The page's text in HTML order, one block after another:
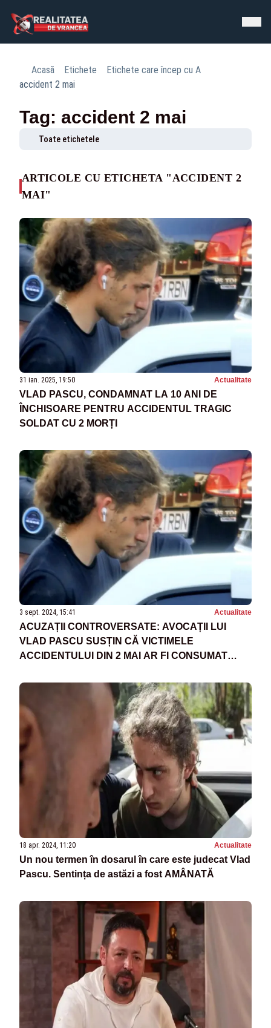
Acasă Etichete
Etichete care încep cu A
accident 2 mai
Tag: accident 2 mai
Toate etichetele
ARTICOLE CU ETICHETA "ACCIDENT 2
MAI"
31 ian. 2025, 19:50 Actualitate
VLAD PASCU, CONDAMNAT LA 10 ANI DE
ÎNCHISOARE PENTRU ACCIDENTUL TRAGIC
SOLDAT CU 2 MORȚI
3 sept. 2024, 15:41 Actualitate
ACUZAȚII CONTROVERSATE: AVOCAȚII LUI
VLAD PASCU SUSȚIN CĂ VICTIMELE
ACCIDENTULUI DIN 2 MAI AR FI CONSUMAT
18 apr. 2024, 11:20 Actualitate
Un nou termen în dosarul în care este judecat Vlad
Pascu. Sentința de astăzi a fost AMÂNATĂ